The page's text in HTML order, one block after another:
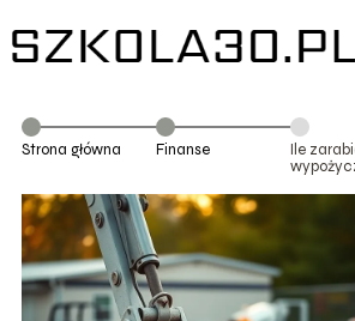
Strona główna Finanse
Ile